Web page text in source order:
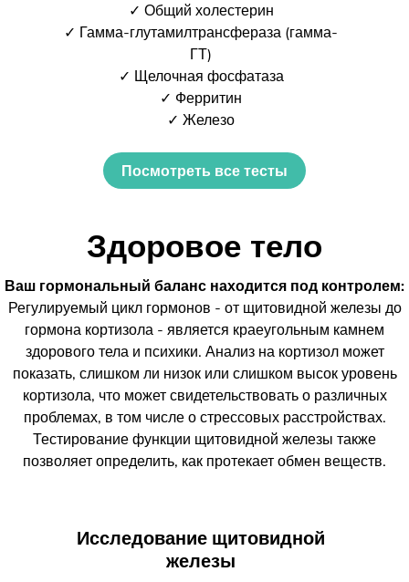
✓ Общий холестерин
✓ Гамма-глутамилтрансфераза (гамма-
ГТ)
✓ Щелочная фосфатаза
✓ Ферритин
✓ Железо
Посмотреть все тесты
Здоровое тело
Ваш гормональный баланс находится под контролем:
Регулируемый цикл гормонов - от щитовидной железы до
гормона кортизола - является краеугольным камнем
здорового тела и психики. Анализ на кортизол может
показать, слишком ли низок или слишком высок уровень
кортизола, что может свидетельствовать о различных
проблемах, в том числе о стрессовых расстройствах.
Тестирование функции щитовидной железы также
позволяет определить, как протекает обмен веществ.
Исследование щитовидной
железы